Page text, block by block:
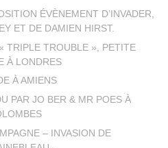
ÉVÈNEMENT D’INVADER,
ET DE DAMIEN HIRST.
TRIPLE TROUBLE », PETITE
À LONDRES
À AMIENS
PAR JO BER & MR POES À
– INVASION DE